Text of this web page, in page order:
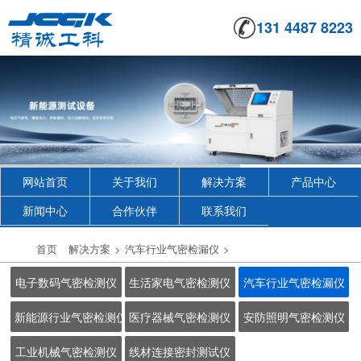
131 4487 8223
网站首页 关于我们 解决方案
产品中心
新闻中心
合作伙伴 联系我们
首页 解决方案 > 汽车行业气密检漏仪 >
电子数码气密检测仪 生活家电气密检测仪 汽车行业气密检漏仪
新能源行业气密检测仪 医疗器械气密检测仪 安防照明气密检测仪
工业机械气密检测仪 线材连接密封测试仪